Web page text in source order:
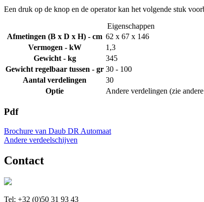
Een druk op de knop en de operator kan het volgende stuk
Eigenschappen
Afmetingen (B x D x H) - cm 62 x 67 x 146
Vermogen - kW
1,3
Gewicht - kg
345
Gewicht regelbaar tussen - gr 30 - 100
Aantal verdelingen
30
Optie
Andere verdelingen (zie
Pdf
Brochure van Daub DR Automaat
Andere verdeelschijven
Contact
Tel: +32 (0)50 31 93 43